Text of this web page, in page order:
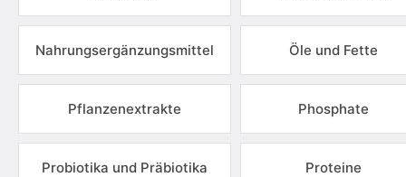
Nahrungsergänzungsmittel Öle und Fette
Pflanzenextrakte Phosphate
Probiotika und Präbiotika Proteine